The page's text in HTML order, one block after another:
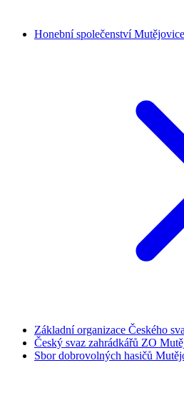
Honební společenství Mutějovice
Základní organizace Českého
Český svaz zahrádkářů ZO
Sbor dobrovolných hasičů